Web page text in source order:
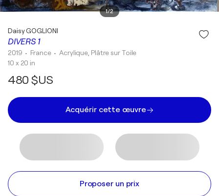
1/2
DIVERS 1
Daisy GOGLIONI
2019 • France •Acrylique, Plâtre sur Toile
10 x 20 in
480 $US
Acquérir cette œuvre
Proposer un prix